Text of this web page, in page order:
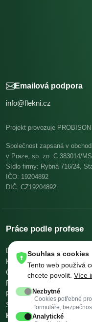
Emailová podpora
info@flekni.cz
Projekt provozuje
Společnost zapsaná v
v Praze, sp. zn. C 383014/
Sídlo firmy: Rybná 716/24,
IČO: 19204892
DIČ: CZ19204892
Práce podle profese
Dělníci v oblasti výstavby
KuchařiSkladníci, obsluha
Číšníci a servírky
Ostatní
Řidiči nákladních
Pomocníci v kuchyni
Svářeči
Všechny profese
Kalkulačky →
Souhlas s cookies
Tento web používá
chcete povolit. Více
Nezbytné
Cookies potřebné
formuláře,
Analytické